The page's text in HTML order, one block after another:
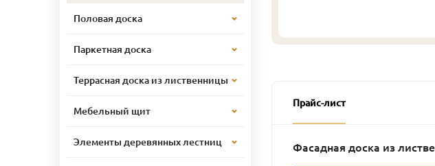
Прайс-лист
Фасадная доска из
Половая доска
Паркетная доска
Террасная доска из лиственницы
Мебельный щит
Элементы деревянных лестниц